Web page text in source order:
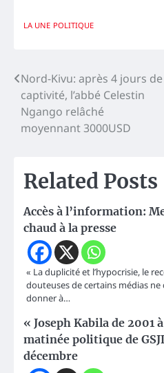
LA UNE POLITIQUE
Navigation
de
l’article
Nord-Kivu: après 4 jours de
captivité, l’abbé Celestin
Ngango relâché
moyennant 3000USD
Related Posts
Accès à l’information:
chaud à la presse
« La duplicité et l’hypocrisie, le
douteuses de certains médias
donner à…
« Joseph Kabila de 2001
matinée politique de
décembre